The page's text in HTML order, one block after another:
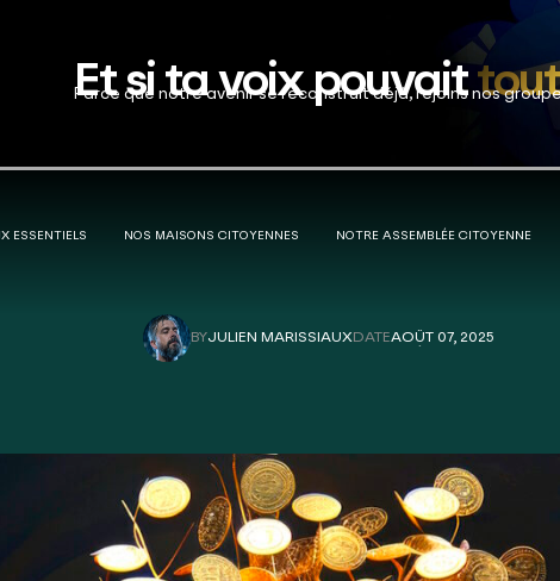
Et si ta voix pouvait
Parce que notre avenir se reconstruit déjà, rejoins nos
ESSENTIELS NOS MAISONS CITOYENNES NOTRE ASSEMBLÉE CITOYENNE
DATEAOÛT 07, 2025
BYJULIEN MARISSIAUX